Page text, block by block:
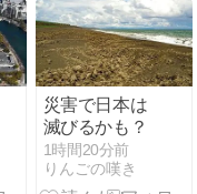
災害で日本は
滅びるかも？
1時間20分前
りんごの嘆き